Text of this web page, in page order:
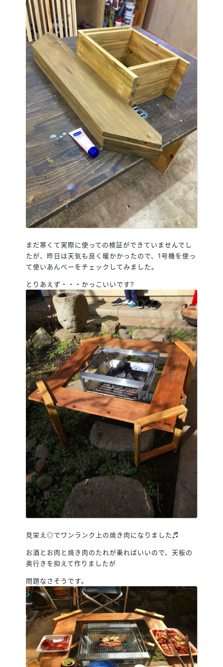
まだ寒くて実際に使っての検証ができていませんでし
たが、昨日は天気も良く暖かかったので、1号機を使っ
て使いあんべーをチェックしてみました。
とりあえず・・・かっこいいです?
見栄え◎でワンランク上の焼き肉になりました♬
お酒とお肉と焼き肉のたれが乗ればいいので、天板の
奥行きを抑えて作りましたが
問題なさそうです。